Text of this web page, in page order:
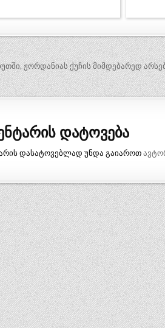
ჟორდანიას ქუჩის მიმდებარედ
დატოვება
დასატოვებლად უნდა გაიაროთ